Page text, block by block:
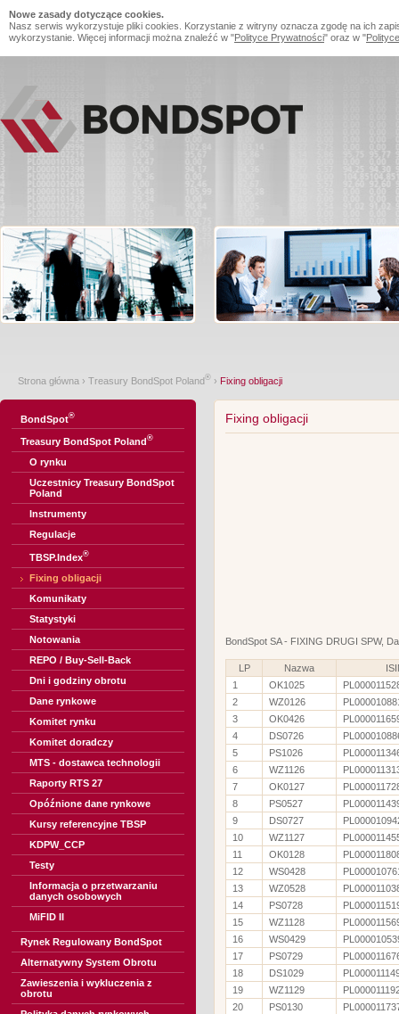
Nowe zasady dotyczące cookies.
Nasz serwis wykorzystuje pliki cookies. Korzystanie z witryny oznacza zgodę na ich
wykorzystanie. Więcej informacji można znaleźć w "Polityce Prywatności" oraz w "
Strona główna › Treasury BondSpot Poland® › Fixing obligacji
BondSpot®
Treasury BondSpot Poland®
O rynku
Uczestnicy Treasury BondSpot
Poland
Instrumenty
Regulacje
TBSP.Index®
Fixing obligacji
Komunikaty
Statystyki
Notowania
REPO / Buy-Sell-Back
Dni i godziny obrotu
Dane rynkowe
Komitet rynku
Komitet doradczy
MTS - dostawca technologii
Raporty RTS 27
Opóźnione dane rynkowe
Kursy referencyjne TBSP
KDPW_CCP
Testy
Informacja o przetwarzaniu
danych osobowych
MiFID II
Rynek Regulowany BondSpot
Alternatywny System Obrotu
Zawieszenia i wykluczenia z
obrotu
Fixing obligacji
BondSpot SA - FIXING DRUGI SPW,
LP Nazwa
1
OK1025
2
WZ0126
3
OK0426
4
DS0726
5
PS1026
6
WZ1126
7
OK0127
8
PS0527
9
DS0727
10
WZ1127
11
OK0128
12
WS0428
13
WZ0528
14
PS0728
15
WZ1128
16
WS0429
17
PS0729
18
DS1029
19
WZ1129
20
PS0130